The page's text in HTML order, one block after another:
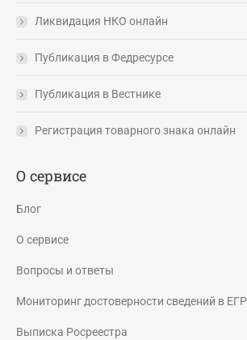
Ликвидация НКО онлайн
Публикация в Федресурсе
Публикация в Вестнике
Регистрация товарного знака онлайн
О сервисе
Блог
О сервисе
Вопросы и ответы
Мониторинг достоверности сведений в
Выписка Росреестра